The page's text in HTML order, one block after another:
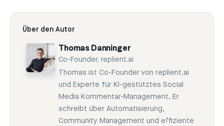
Über den Autor
Thomas Danninger
Co-Founder, replient.ai
Thomas ist Co-Founder von replient.ai
und Experte für KI-gestütztes Social
Media Kommentar-Management. Er
schreibt über Automatisierung,
Community Management und effiziente